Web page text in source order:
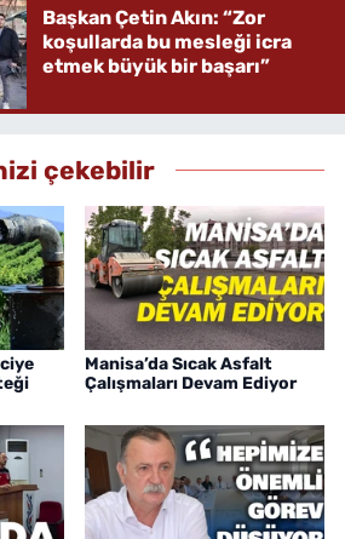
Başkan Çetin Akın: “Zor
koşullarda bu mesleği icra
etmek büyük bir başarı”
çekebilir
Manisa’da Sıcak Asfalt
Çalışmaları Devam Ediyor